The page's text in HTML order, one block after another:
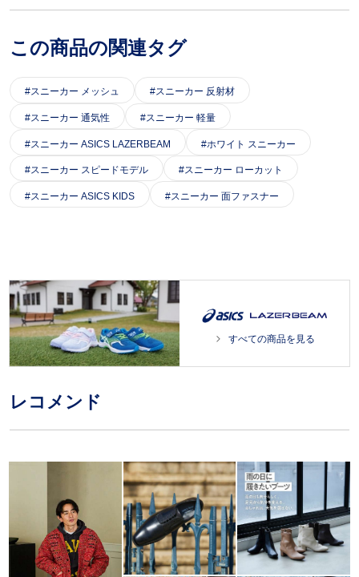
この商品の関連タグ
スニーカー メッシュ スニーカー 反射材
スニーカー 通気性 スニーカー 軽量
スニーカー ASICS LAZERBEAM ホワイト スニーカー
スニーカー スピードモデル スニーカー ローカット
スニーカー ASICS KIDS スニーカー 面ファスナー
すべての商品を見る
レコメンド